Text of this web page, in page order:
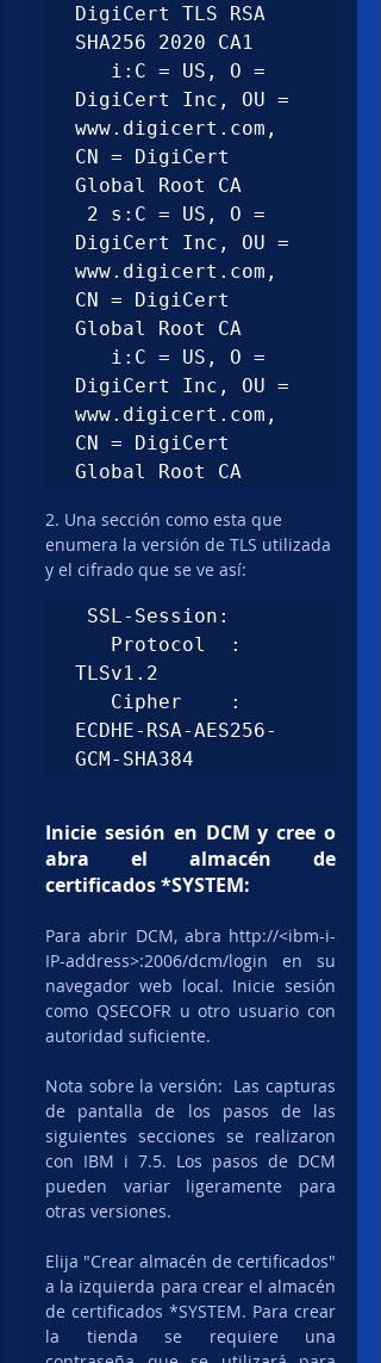
DigiCert TLS RSA
SHA256 2020 CA1
DigiCert Inc, OU =
www.digicert.com,
CN = DigiCert
Global Root CA
DigiCert Inc, OU =
www.digicert.com,
CN = DigiCert
Global Root CA
DigiCert Inc, OU =
www.digicert.com,
CN = DigiCert
Global Root CA
2. Una sección como esta que
enumera la versión de TLS utilizada
y el cifrado que se ve así:
SSL-Session:
TLSv1.2
ECDHE-RSA-AES256-
GCM-SHA384
Inicie sesión en DCM y cree o
abra el almacén de
certificados *SYSTEM:
Para abrir DCM, abra http://<ibm-i-
IP-address>:2006/dcm/login en su
navegador web local. Inicie sesión
como QSECOFR u otro usuario con
autoridad suficiente.
Nota sobre la versión:  Las capturas
de pantalla de los pasos de las
siguientes secciones se realizaron
con IBM i 7.5. Los pasos de DCM
pueden variar ligeramente para
otras versiones.
Elija "Crear almacén de certificados"
a la izquierda para crear el almacén
de certificados *SYSTEM. Para crear
la tienda se requiere una